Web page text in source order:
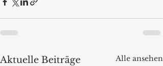
Aktuelle Beiträge Alle ansehen